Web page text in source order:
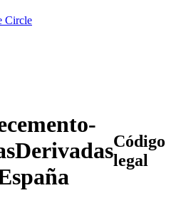
Circle
Código
legal